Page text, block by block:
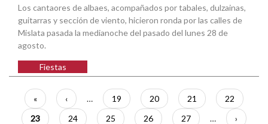
Los cantaores de albaes, acompañados por tabales, dulzainas,
guitarras y sección de viento, hicieron ronda por las calles de
Mislata pasada la medianoche del pasado del lunes 28 de
agosto.
Fiestas
Paginación
Primera
página
«
Página
anterior
‹ … Página
19 Página
20 Página
21 Página
22
Página
23 Página
24 Página
25 Página
26 Página
27 …
›